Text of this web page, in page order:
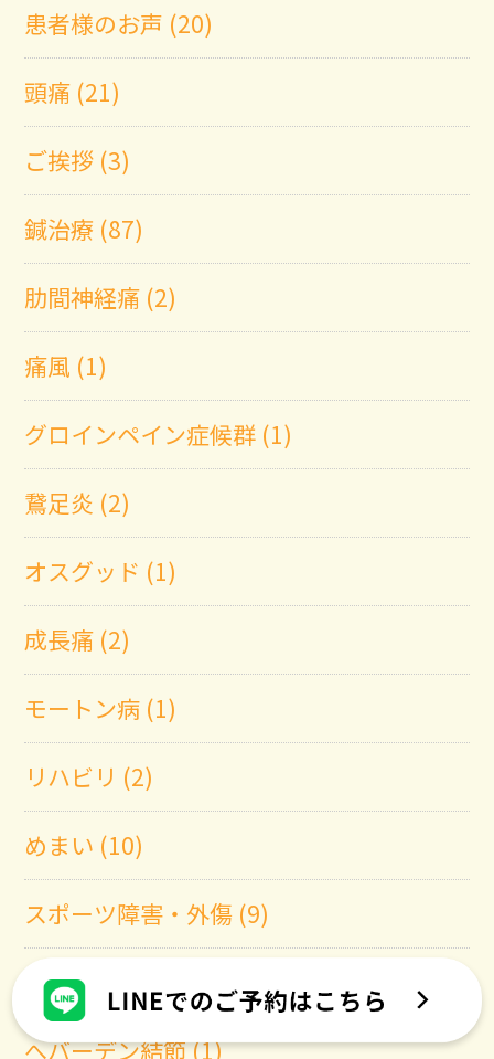
患者様のお声 (20)
頭痛 (21)
ご挨拶 (3)
鍼治療 (87)
肋間神経痛 (2)
痛風 (1)
グロインペイン症候群 (1)
鵞足炎 (2)
オスグッド (1)
成長痛 (2)
モートン病 (1)
リハビリ (2)
めまい (10)
スポーツ障害・外傷 (9)
有痛性外脛骨 (1)
へバーデン結節 (1)